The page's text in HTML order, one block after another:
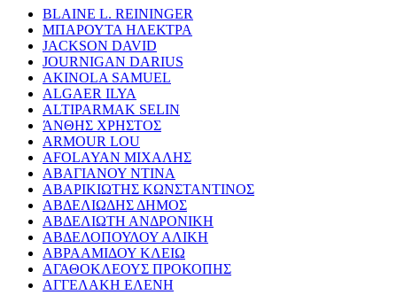
BLAINE L. REININGER
ΜΠΑΡΟΥΤΑ ΗΛΕΚΤΡΑ
JACKSON DAVID
JOURNIGAN DARIUS
AKINOLA SAMUEL
ALGAER ILYA
ALTIPARMAK SELIN
ΆΝΘΗΣ ΧΡΗΣΤΟΣ
ARMOUR LOU
AFOLAYAN ΜΙΧΑΛΗΣ
ΑΒΑΓΙΑΝΟΥ ΝΤΙΝΑ
ΑΒΑΡΙΚΙΩΤΗΣ ΚΩΝΣΤΑΝΤΙΝΟΣ
ΑΒΔΕΛΙΩΔΗΣ ΔΗΜΟΣ
ΑΒΔΕΛΙΩΤΗ ΑΝΔΡΟΝΙΚΗ
ΑΒΔΕΛΟΠΟΥΛΟΥ ΑΛΙΚΗ
ΑΒΡΑΑΜΙΔΟΥ ΚΛΕΙΩ
ΑΓΑΘΟΚΛΕΟΥΣ ΠΡΟΚΟΠΗΣ
ΑΓΓΕΛΑΚΗ ΕΛΕΝΗ